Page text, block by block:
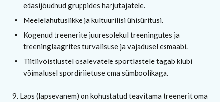
edasijõudnud gruppides harjutajatele.
Meelelahutuslikke ja kultuurilisi ühisüritusi.
Kogenud treenerite juuresolekul treeningutes ja
treeninglaagrites turvalisuse ja vajadusel esmaabi.
Tiitlivõistlustel osalevatele sportlastele tagab klubi
võimalusel spordiriietuse oma sümboolikaga.
9. Laps (lapsevanem) on kohustatud teavitama treenerit oma